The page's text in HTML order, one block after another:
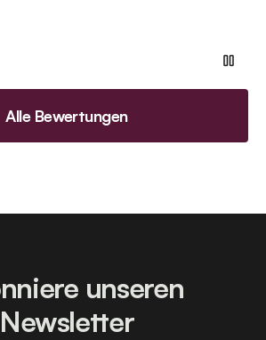
Alle Bewertungen
unseren
Newsletter